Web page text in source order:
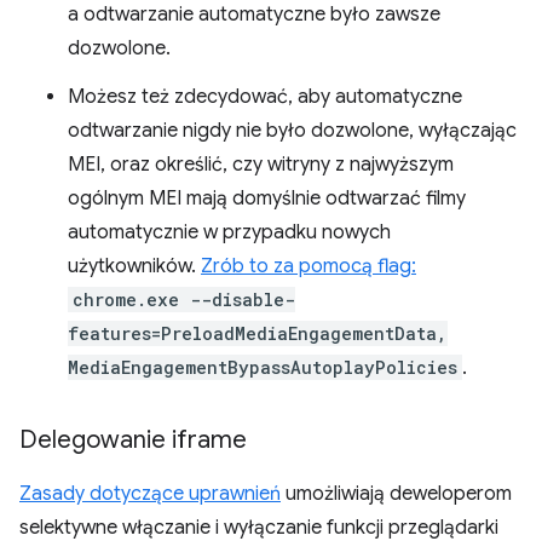
a odtwarzanie automatyczne było zawsze
dozwolone.
Możesz też zdecydować, aby automatyczne
odtwarzanie nigdy nie było dozwolone, wyłączając
MEI, oraz określić, czy witryny z najwyższym
ogólnym MEI mają domyślnie odtwarzać filmy
automatycznie w przypadku nowych
użytkowników. Zrób to za pomocą flag:
chrome.exe --disable-
features=PreloadMediaEngagementData,
MediaEngagementBypassAutoplayPolicies .
Delegowanie iframe
Zasady dotyczące uprawnień umożliwiają deweloperom
selektywne włączanie i wyłączanie funkcji przeglądarki